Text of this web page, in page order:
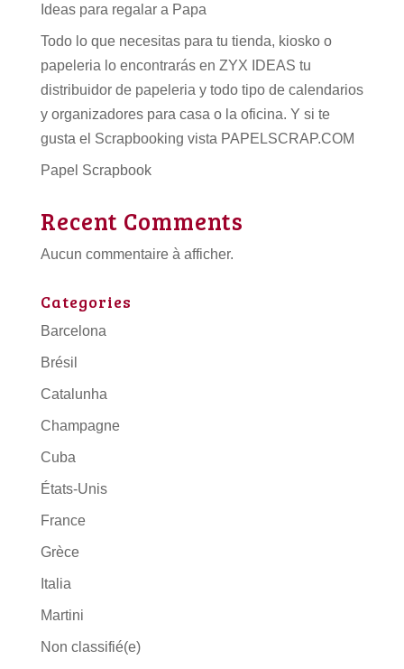
Ideas para regalar a Papa
Todo lo que necesitas para tu tienda, kiosko o
papeleria lo encontrarás en ZYX IDEAS tu
distribuidor de papeleria y todo tipo de calendarios
y organizadores para casa o la oficina. Y si te
gusta el Scrapbooking vista PAPELSCRAP.COM
Papel Scrapbook
Recent Comments
Aucun commentaire à afficher.
Categories
Barcelona
Brésil
Catalunha
Champagne
Cuba
États-Unis
France
Grèce
Italia
Martini
Non classifié(e)